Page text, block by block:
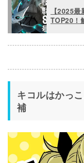
【2025
TOP20！
キコルはかっ
補